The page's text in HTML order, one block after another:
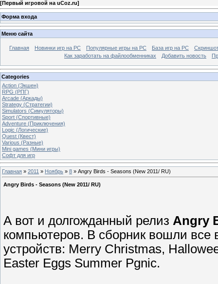
[Первый игровой на uCoz.ru]
Форма входа
Меню сайта
Главная Новинки игр на PC Популярные игры на PC База игр на РС
Как заработать на файлообменниках
Добавить новость
Categories
Action (Экшен)
RPG (РПГ)
Arcade (Аркады)
Strategy (Стратегии)
Simulators (Симуляторы)
Sport (Спортивные)
Adventure (Приключения)
Logic (Логические)
Quest (Квест)
Various (Разные)
Mini games (Мини игры)
Софт для игр
Главная » 2011 » Ноябрь » 8 » Angry Birds - Seasons (New 2011/ RU)
Angry Birds - Seasons (New 2011/ RU)
А вот и долгожданный релиз Angry
компьютеров. В сборник вошли
устройств: Merry Christmas,
Easter Eggs Summer Pgnic.